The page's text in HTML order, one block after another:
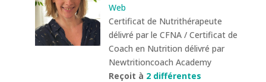
Web
Certificat de Nutrithérapeute
délivré par le CFNA / Certificat de
Coach en Nutrition délivré par
Newtritioncoach Academy
Reçoit à 2 différentes